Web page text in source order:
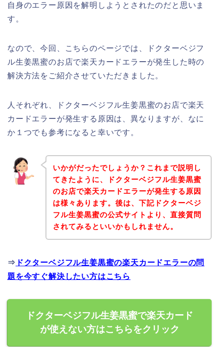
自身のエラー原因を解明しようとされたのだと思いま
す。
なので、今回、こちらのページでは、ドクターベジフ
ル生姜黒蜜のお店で楽天カードエラーが発生した時の
解決方法をご紹介させていただきました。
人それぞれ、ドクターベジフル生姜黒蜜のお店で楽天
カードエラーが発生する原因は、異なりますが、なに
か１つでも参考になると幸いです。
いかがだったでしょうか？これまで説明し
てきたように、ドクターベジフル生姜黒蜜
のお店で楽天カードエラーが発生する原因
は様々あります。後は、下記ドクターベジ
フル生姜黒蜜の公式サイトより、直接質問
されてみるといいかもしれません。
⇒ ドクターベジフル生姜黒蜜の楽天カードエラーの問
題を今すぐ解決したい方はこちら
ドクターベジフル生姜黒蜜で楽天カード
が使えない方はこちらをクリック